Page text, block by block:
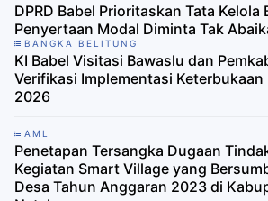
DPRD Babel Prioritaskan Tata Kelola
Penyertaan Modal Diminta Tak
BANGKA BELITUNG
KI Babel Visitasi Bawaslu dan
Verifikasi Implementasi
2026
AML
Penetapan Tersangka Dugaan
Kegiatan Smart Village yang
Desa Tahun Anggaran 2023 di